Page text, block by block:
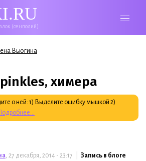
(сенполий)
Вьюгина
химера
о ней: 1) Выделите ошибку мышкой 2)
, 27 декабря, 2014 - 23:17 | Запись в блоге